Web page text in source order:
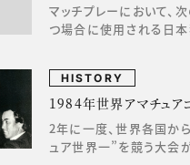
マッチプレーにおいて、
つ場合に使用される日本
HISTORY
1984年世界アマチュア
2年に一度、世界各国か
ュア世界一”を競う大会